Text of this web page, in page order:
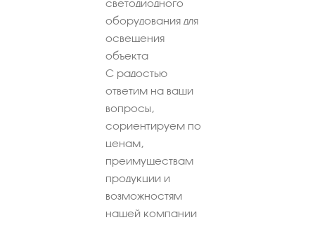
светодиодного
оборудования для
освещения
объекта
С радостью
ответим на ваши
вопросы,
сориентируем по
ценам,
преимуществам
продукции и
возможностям
нашей компании